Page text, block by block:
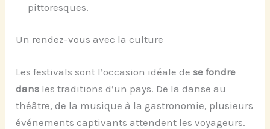
pittoresques.
Un rendez-vous avec la culture
Les festivals sont l’occasion idéale dese fondre
dans les traditions d’un pays. De la danse au
théâtre, de la musique à la gastronomie, plusieurs
événements captivants attendent les voyageurs.